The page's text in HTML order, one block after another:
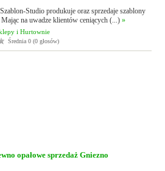
Studio produkuje oraz sprzedaje szablony
na uwadze klientów ceniących (...)»
i Hurtownie
Średnia 0 (0 głosów)
opałowe sprzedaż Gniezno